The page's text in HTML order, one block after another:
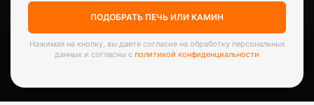
ПОДОБРАТЬ ПЕЧЬ ИЛИ КАМИН
Нажимая на кнопку, вы даете согласие на обработку персональных
данных и согласны с политикой конфиденциальности